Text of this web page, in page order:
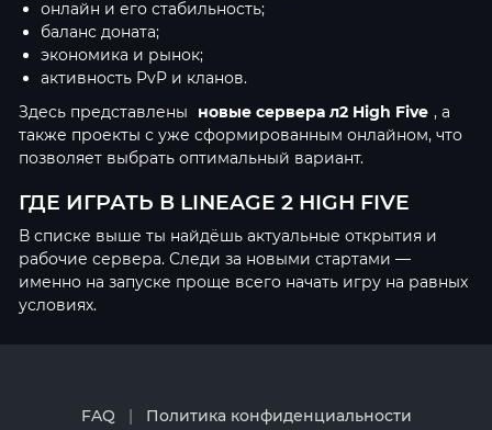
онлайн и его стабильность;
баланс доната;
экономика и рынок;
активность PvP и кланов.
Здесь представлены
новые сервера л2 High Five , а
также проекты с уже сформированным онлайном, что
позволяет выбрать оптимальный вариант.
ГДЕ ИГРАТЬ В LINEAGE 2 HIGH FIVE
В списке выше ты найдёшь актуальные открытия и
рабочие сервера. Следи за новыми стартами —
именно на запуске проще всего начать игру на равных
условиях.
FAQ Политика конфиденциальности